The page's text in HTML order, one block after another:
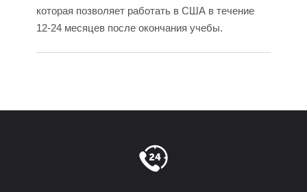
которая позволяет работать в США в течение
12-24 месяцев после окончания учебы.